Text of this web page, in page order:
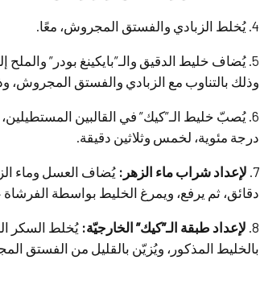
4. يُخلط الزبادي والفستق المجروش، معًا.
5. يُضاف خليط الدقيق والـ”بايكينغ بودر”
وذلك بالتناوب مع الزبادي والفستق المجروش،
درجة مئوية، لخمس وثلاثين دقيقة.
7. لإعداد شراب ماء الزهر: يُضاف العسل وماء
دقائق، ثم يرفع، ويمرغ الخليط بواسطة الفرشاة
8. لإعداد طبقة الـ”كيك” الخارجيّة: يُخلط السكر
بالخليط المذكور، ويُزيّن بالقليل من الفستق